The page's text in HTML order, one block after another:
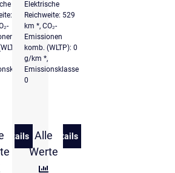
ID.4 Energy
525
0
Details
zu Volkswagen ID.4 Pro Performance
Elektrische
Reichweite: 529
km *, CO₂-
Emissionen
komb. (WLTP): 0
g/km *,
Emissionsklasse
0
Alle
Werte
Details
zu Volkswagen ID.4 Pro